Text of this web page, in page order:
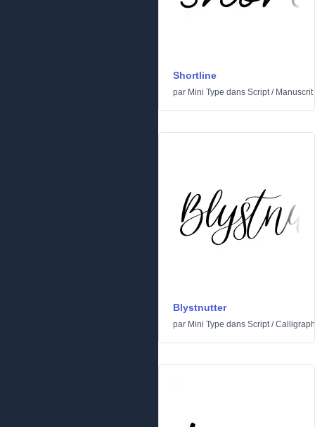
Shortline
par Mini Type dans Script/ Manuscrit
Blystnutter
par Mini Type dans Script/